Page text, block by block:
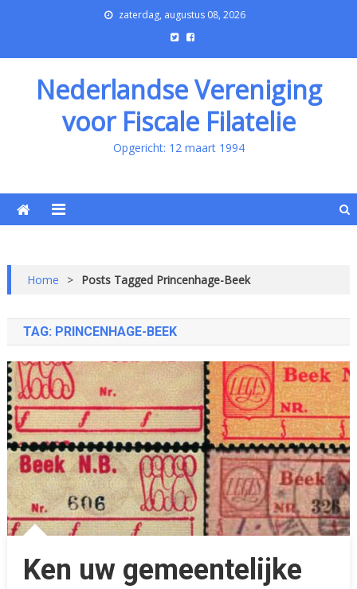
zaterdag, augustus 08, 2026
Nederlandse Vereniging
voor Fiscale Filatelie
Opgericht: 12 maart 1994
Home > Posts Tagged Princenhage-Beek
TAG: PRINCENHAGE-BEEK
Ken uw gemeentelijke